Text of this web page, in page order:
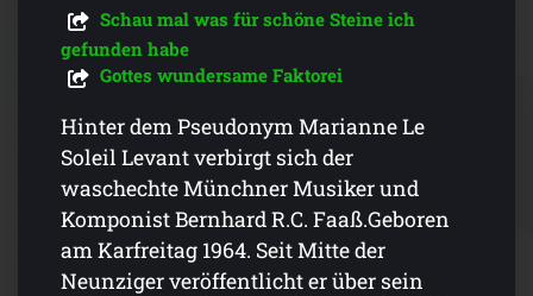
Schau mal was für schöne Steine ich
gefunden habe
Gottes wundersame Faktorei
Hinter dem Pseudonym Marianne Le
Soleil Levant verbirgt sich der
waschechte Münchner Musiker und
Komponist Bernhard R.C. Faaß.Geboren
am Karfreitag 1964. Seit Mitte der
Neunziger veröffentlicht er über sein